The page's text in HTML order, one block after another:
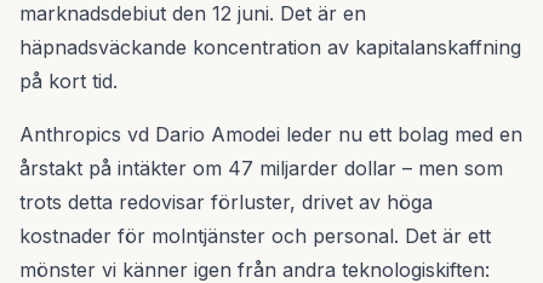
marknadsdebiut den 12 juni. Det är en
häpnadsväckande koncentration av kapitalanskaffning
på kort tid.
Anthropics vd Dario Amodei leder nu ett bolag med en
årstakt på intäkter om 47 miljarder dollar – men som
trots detta redovisar förluster, drivet av höga
kostnader för molntjänster och personal. Det är ett
mönster vi känner igen från andra teknologiskiften: